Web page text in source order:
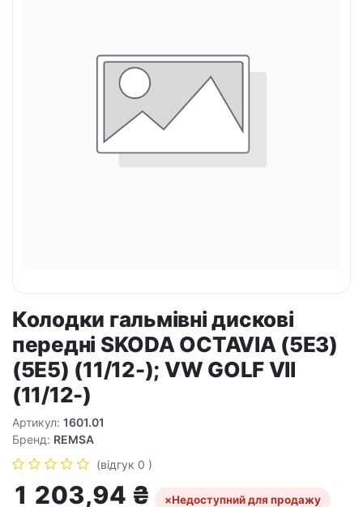
Колодки гальмівні дискові
передні SKODA OCTAVIA (5E3)
(5E5) (11/12-); VW GOLF VII
(11/12-)
Артикул: 1601.01
Бренд: REMSA
(відгук 0 )
1 203,94 ₴ ×Недоступний для продажу